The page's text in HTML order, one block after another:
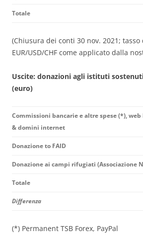
Totale
(Chiusura dei conti 30 nov. 2021;
EUR/USD/CHF come applicato dalla
Uscite: donazioni agli istituti
(euro)
Commissioni bancarie e altre spese (*),
& domini internet
Donazione to FAID
Donazione ai campi rifugiati (Associazione
Totale
Differenza
(*) Permanent TSB Forex, PayPal